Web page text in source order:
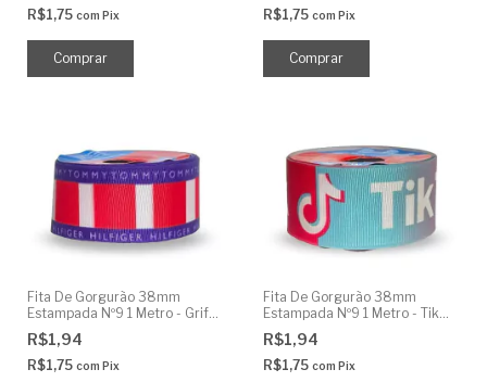
R$1,75 com Pix R$1,75 com Pix
Fita De Gorgurão 38mm
Estampada Nº9 1 Metro - Grife
Tommy
R$1,94
R$1,75 com Pix
Fita De Gorgurão 38mm
Estampada Nº9 1 Metro - Tik
Tok
R$1,94
R$1,75 com Pix